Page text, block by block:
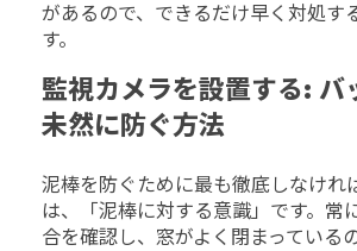
があるので、できるだけ早く対処す
す。
監視カメラを設置する: バ
未然に防ぐ方法
泥棒を防ぐために最も徹底しなけれ
は、「泥棒に対する意識」です。常
合を確認し、窓がよく閉まっている